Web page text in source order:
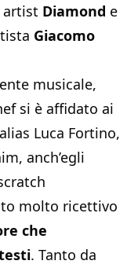
artist Diamond e
Giacomo
musicale,
si è affidato ai
Luca Fortino,
anch’egli
molto ricettivo
che
. Tanto da